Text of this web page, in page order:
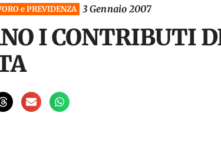
e PREVIDENZA 3 Gennaio 2007
I CONTRIBUTI